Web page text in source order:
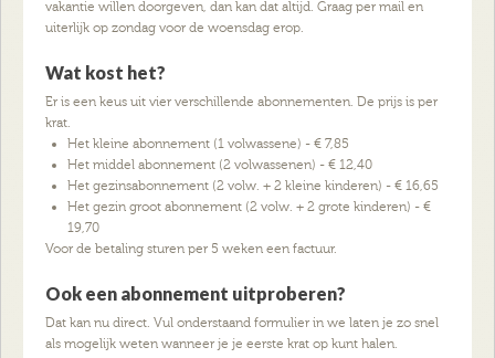
vakantie willen doorgeven, dan kan dat altijd. Graag per mail en
uiterlijk op zondag voor de woensdag erop.
Wat kost het?
Er is een keus uit vier verschillende abonnementen. De prijs is per
krat.
Het kleine abonnement (1 volwassene) - € 7,85
Het middel abonnement (2 volwassenen) - € 12,40
Het gezinsabonnement (2 volw. + 2 kleine kinderen) - € 16,65
Het gezin groot abonnement (2 volw. + 2 grote kinderen) - €
19,70
Voor de betaling sturen per 5 weken een factuur.
Ook een abonnement uitproberen?
Dat kan nu direct. Vul onderstaand formulier in we laten je zo snel
als mogelijk weten wanneer je je eerste krat op kunt halen.